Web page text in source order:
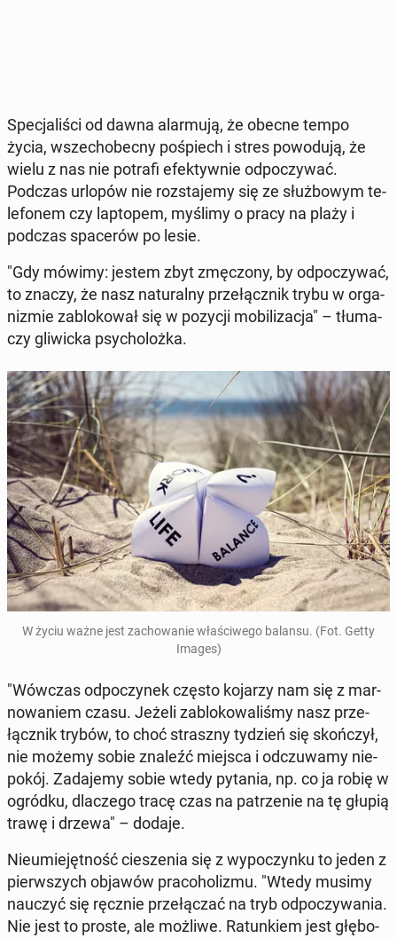
Spe­cja­li­ści od dawna alar­mu­ją, że obecne tempo
życia, wszech­obec­ny po­śpiech i stres po­wo­du­ją, że
wielu z nas nie potrafi efek­tyw­nie od­po­czy­wać.
Podczas urlopów nie roz­sta­je­my się ze służ­bo­wym te­
le­fo­nem czy lap­to­pem, myślimy o pracy na plaży i
podczas spa­ce­rów po lesie.
"Gdy mówimy: jestem zbyt zmę­czo­ny, by od­po­czy­wać,
to znaczy, że nasz na­tu­ral­ny prze­łącz­nik trybu w or­ga­
ni­zmie za­blo­ko­wał się w pozycji mo­bi­li­za­cja" – tłu­ma­
czy gli­wic­ka psy­cho­loż­ka.
W życiu ważne jest za­cho­wa­nie wła­ści­we­go balansu. (Fot. Getty
Images)
"Wówczas od­po­czy­nek często kojarzy nam się z mar­
no­wa­niem czasu. Jeżeli za­blo­ko­wa­li­śmy nasz prze­
łącz­nik trybów, to choć strasz­ny tydzień się skoń­czył,
nie możemy sobie znaleźć miejsca i od­czu­wa­my nie­
po­kój. Za­da­je­my sobie wtedy pytania, np. co ja robię w
ogródku, dla­cze­go tracę czas na pa­trze­nie na tę głupią
trawę i drzewa" – dodaje.
Nie­umie­jęt­ność cie­sze­nia się z wy­po­czyn­ku to jeden z
pierw­szych objawów pra­co­ho­li­zmu. "Wtedy musimy
nauczyć się ręcznie prze­łą­czać na tryb od­po­czy­wa­nia.
Nie jest to proste, ale możliwe. Ra­tun­kiem jest głę­bo­